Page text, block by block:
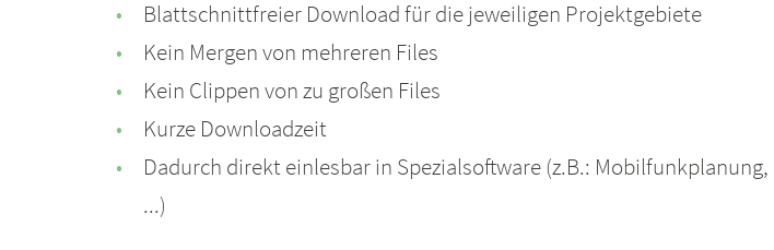
Blattschnittfreier Download für die jeweiligen Projektgebiete
Kein Mergen von mehreren Files
Kein Clippen von zu großen Files
Kurze Downloadzeit
Dadurch direkt einlesbar in Spezialsoftware (z.B.:
...)